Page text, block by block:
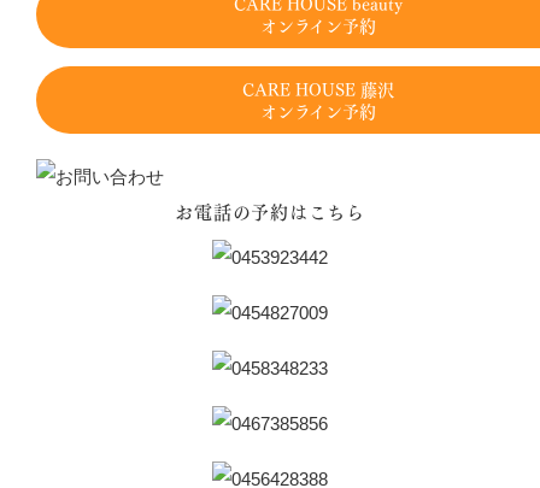
オンライン予約
CARE HOUSE 藤沢
オンライン予約
お電話の予約はこちら